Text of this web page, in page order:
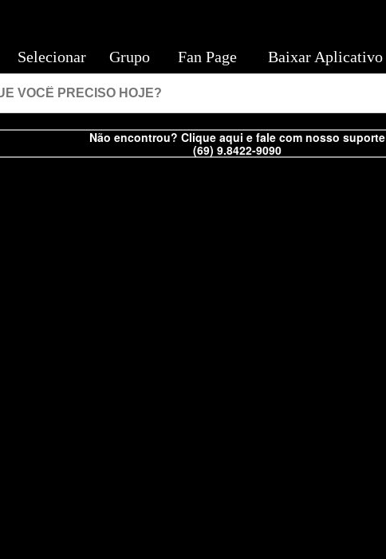
Não encontrou? Clique aqui e fale com nosso suporte
(69) 9.8422-9090
Selecionar Grupo Fan Page Baixar Aplicativo